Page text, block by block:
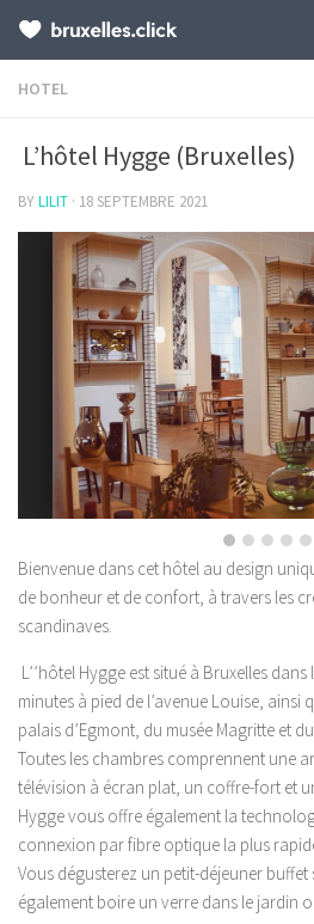
HOTEL
L’hôtel Hygge (Bruxelles)
BYLILIT · 18 SEPTEMBRE 2021
Bienvenue dans cet hôtel au design
de bonheur et de confort, à travers les
scandinaves.
L’’hôtel Hygge est situé à Bruxelles
minutes à pied de l’avenue Louise, ainsi
palais d’Egmont, du musée Magritte et
Toutes les chambres comprennent une
télévision à écran plat, un coffre-fort et
Hygge vous offre également la
connexion par fibre optique la plus
Vous dégusterez un petit-déjeuner
également boire un verre dans le jardin